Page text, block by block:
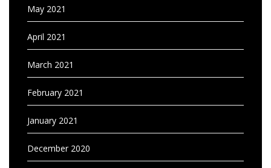
May 2021
April 2021
March 2021
February 2021
January 2021
December 2020